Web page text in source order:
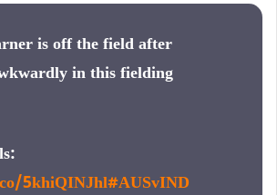
is off the field after
in this fielding
5khiQINJhl#AUSvIND